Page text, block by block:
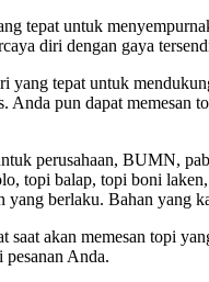
tepat untuk
diri dengan gaya
tepat untuk
Anda pun dapat memesan
perusahaan, BUMN,
topi balap, topi boni
berlaku. Bahan yang
akan memesan topi
pesanan Anda.